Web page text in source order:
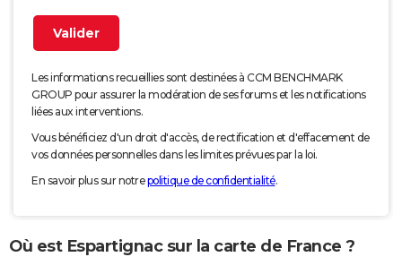
Les informations recueillies sont destinées à CCM BENCHMARK
GROUP pour assurer la modération de ses forums et les notifications
liées aux interventions.
Vous bénéficiez d'un droit d'accès, de rectification et d'effacement de
vos données personnelles dans les limites prévues par la loi.
En savoir plus sur notrepolitique de confidentialité.
Où est Espartignac sur la carte de France ?